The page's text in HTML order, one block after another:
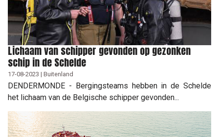
Lichaam van schipper gevonden op gezonken
schip in de Schelde
17-08-2023 | Buitenland
DENDERMONDE - Bergingsteams hebben in de Schelde
het lichaam van de Belgische schipper gevonden...